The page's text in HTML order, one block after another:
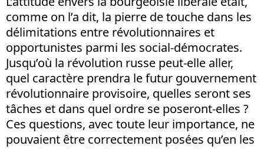
comme on l’a dit, la pierre de touche dans les
délimitations entre révolutionnaires et
opportunistes parmi les social-démocrates.
Jusqu’où la révolution russe peut-elle aller,
quel caractère prendra le futur gouvernement
révolutionnaire provisoire, quelles seront ses
tâches et dans quel ordre se poseront-elles ?
Ces questions, avec toute leur importance, ne
pouvaient être correctement posées qu’en les